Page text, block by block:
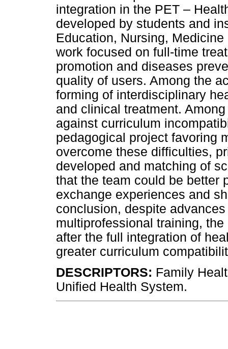
integration in the PET –
developed by students and
Education, Nursing,
work focused on full-time
promotion and diseases
quality of users. Among the
forming of interdisciplinary
and clinical treatment.
against curriculum
pedagogical project favoring
overcome these difficulties,
developed and matching of
that the team could be better
exchange experiences and
conclusion, despite
multiprofessional training,
after the full integration of
greater curriculum
DESCRIPTORS: Family
Unified Health System.